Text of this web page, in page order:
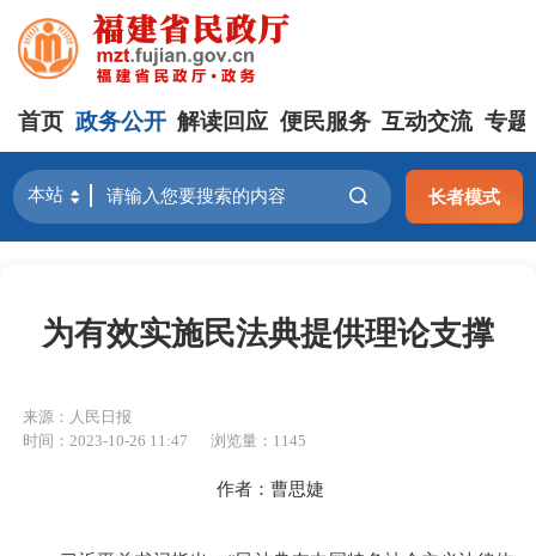
首页 政务公开 解读回应 便民服务 互动交流 专题
长者模式
为有效实施民法典提供理论支撑
来源：人民日报
时间：2023-10-26 11:47
浏览量：1145
作者：曹思婕